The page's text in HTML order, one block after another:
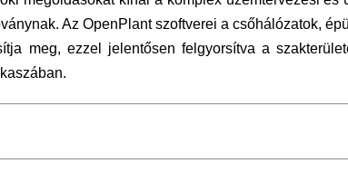
Az OpenPlant szoftverei a csőhálózatok,
meg, ezzel jelentősen felgyorsítva a